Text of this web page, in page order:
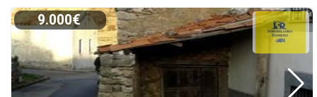
9.000€